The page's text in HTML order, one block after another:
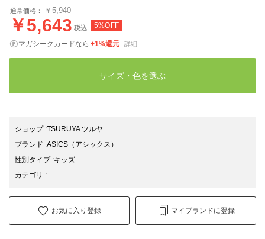
通常価格： ￥5,940
￥5,643 税込 5%OFF
マガシークカードなら +1%還元 詳細
サイズ・色を選ぶ
ショップ:TSURUYA ツルヤ
ブランド :ASICS （アシックス）
性別タイプ:キッズ
カテゴリ :
お気に入り登録 マイブランドに登録